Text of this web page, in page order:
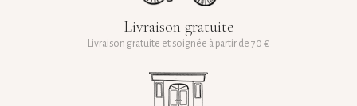
Livraison gratuite
Livraison gratuite et soignée à partir de 70 €